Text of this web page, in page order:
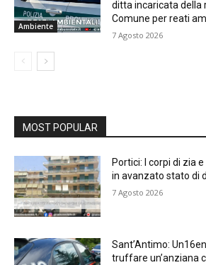
Ambiente
ditta incaricata della
Comune per reati
7 Agosto 2026
MOST POPULAR
Portici: I corpi di zia
in avanzato stato di
7 Agosto 2026
Sant’Antimo:
truffare un’anziana